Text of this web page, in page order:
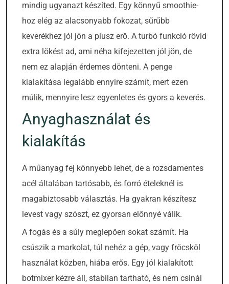
mindig ugyanazt készíted. Egy könnyű smoothie-
hoz elég az alacsonyabb fokozat, sűrűbb
keverékhez jól jön a plusz erő. A turbó funkció rövid
extra lökést ad, ami néha kifejezetten jól jön, de
nem ez alapján érdemes dönteni. A penge
kialakítása legalább ennyire számít, mert ezen
múlik, mennyire lesz egyenletes és gyors a keverés.
Anyaghasználat és
kialakítás
A műanyag fej könnyebb lehet, de a rozsdamentes
acél általában tartósabb, és forró ételeknél is
magabiztosabb választás. Ha gyakran készítesz
levest vagy szószt, ez gyorsan előnnyé válik.
A fogás és a súly meglepően sokat számít. Ha
csúszik a markolat, túl nehéz a gép, vagy fröcsköl
használat közben, hiába erős. Egy jól kialakított
botmixer kézre áll, stabilan tartható, és nem csinál